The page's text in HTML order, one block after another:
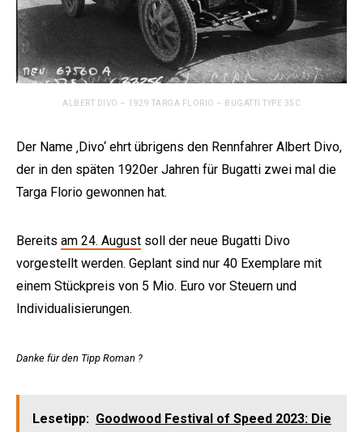
ALBERT DIVO – 1929 TARGA FLORIO – BUGATTI TYPE 35C
Der Name ‚Divo‘ ehrt übrigens den Rennfahrer Albert Divo,
der in den späten 1920er Jahren für Bugatti zwei mal die
Targa Florio gewonnen hat.
Bereits am 24. August soll der neue Bugatti Divo
vorgestellt werden. Geplant sind nur 40 Exemplare mit
einem Stückpreis von 5 Mio. Euro vor Steuern und
Individualisierungen.
Danke für den Tipp Roman ?
Lesetipp: Goodwood Festival of Speed 2023: Die